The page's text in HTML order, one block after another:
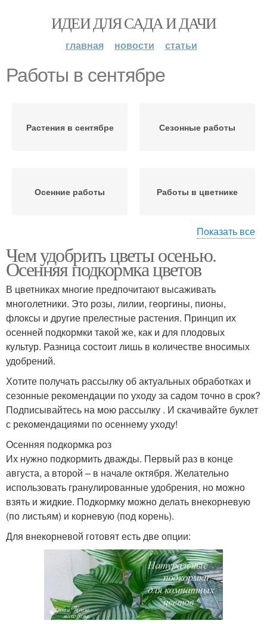
ИДЕИ ДЛЯ САДА И ДАЧИ
главная новости статьи
Работы в сентябре
Растения в сентябре Сезонные работы
Осенние работы Работы в цветнике
Работы в огороде Работы в саду
Огород в сентябре Дачные работы
Работы в октябре Работы на огороде
Цветение в сентябре
Луковицы в сентябре Садовые работы
Работы на даче Работы в ягоднике
Показать все
Чем удобрить цветы осенью.
Осенняя подкормка цветов
В цветниках многие предпочитают высаживать
многолетники. Это розы, лилии, георгины, пионы,
флоксы и другие прелестные растения. Принцип их
осенней подкормки такой же, как и для плодовых
культур. Разница состоит лишь в количестве вносимых
удобрений.
Хотите получать рассылку об актуальных обработках и
сезонные рекомендации по уходу за садом точно в срок?
Подписывайтесь на мою рассылку . И скачивайте буклет
с рекомендациями по осеннему уходу!
Осенняя подкормка роз
Их нужно подкормить дважды. Первый раз в конце
августа, а второй – в начале октября. Желательно
использовать гранулированные удобрения, но можно
взять и жидкие. Подкормку можно делать внекорневую
(по листьям) и корневую (под корень).
Для внекорневой готовят есть две опции: